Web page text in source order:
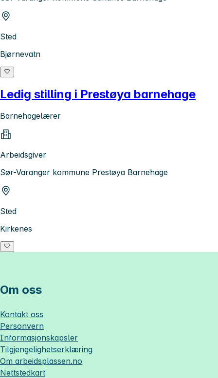
Sted
Bjørnevatn
Ledig stilling i Prestøya barnehage
Barnehagelærer
Arbeidsgiver
Sør-Varanger kommune Prestøya Barnehage
Sted
Kirkenes
Om oss
Kontakt oss
Personvern
Informasjonskapsler
Tilgjengelighetserklæring
Om arbeidsplassen.no
Nettstedkart